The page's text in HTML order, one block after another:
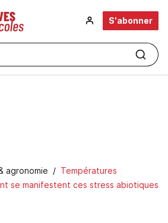
S'abonner
agronomie
Températures
se manifestent ces stress abiotiques